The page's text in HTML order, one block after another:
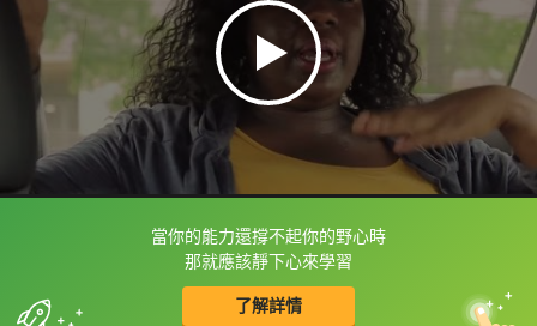
當你的能力還撐不起你的野心時
那就應該靜下心來學習
了解詳情
框選或點兩下字幕可以直接查字典喔！